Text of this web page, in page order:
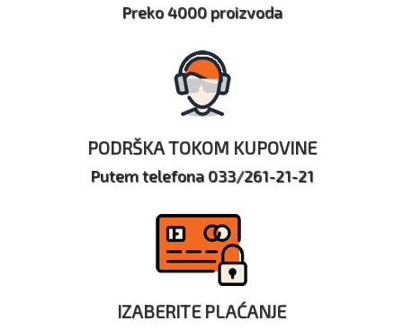
Preko 4000 proizvoda
PODRŠKA TOKOM KUPOVINE
Putem telefona 033/261-21-21
IZABERITE PLAĆANJE